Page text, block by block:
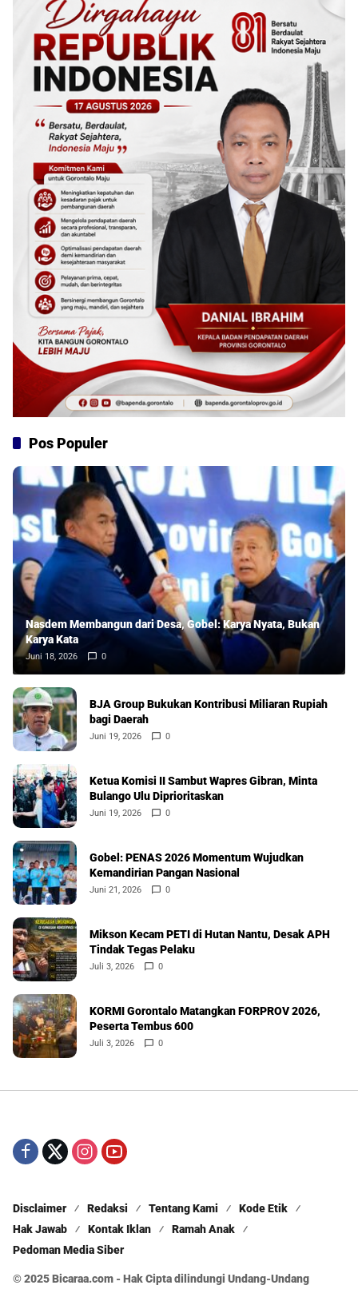
Pos Populer
Nasdem Membangun dari Desa, Gobel: Karya Nyata, Bukan
Karya Kata
Juni 18, 2026 0
BJA Group Bukukan Kontribusi Miliaran Rupiah
bagi Daerah
Juni 19, 2026 0
Ketua Komisi II Sambut Wapres Gibran, Minta
Bulango Ulu Diprioritaskan
Juni 19, 2026 0
Gobel: PENAS 2026 Momentum Wujudkan
Kemandirian Pangan Nasional
Juni 21, 2026 0
Mikson Kecam PETI di Hutan Nantu, Desak APH
Tindak Tegas Pelaku
Juli 3, 2026 0
KORMI Gorontalo Matangkan FORPROV 2026,
Peserta Tembus 600
Juli 3, 2026 0
Disclaimer Redaksi Tentang Kami
Kode Etik
Hak Jawab
Kontak Iklan
Ramah Anak
Pedoman Media Siber
© 2025 Bicaraa.com - Hak Cipta dilindungi Undang-Undang